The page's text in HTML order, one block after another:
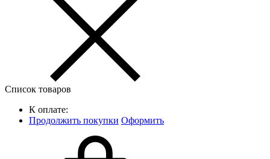
Список товаров
К оплате:
Продолжить покупки Оформить